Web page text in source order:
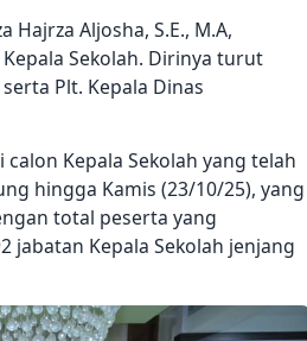
Aljosha, S.E., M.A,
Sekolah. Dirinya turut
Plt. Kepala Dinas
Kepala Sekolah yang telah
hingga Kamis (23/10/25), yang
total peserta yang
jabatan Kepala Sekolah jenjang